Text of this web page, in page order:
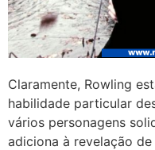
Claramente, Rowling
habilidade particular
vários personagens
adiciona à revelação